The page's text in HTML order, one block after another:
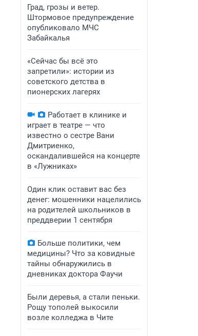
Град, грозы и ветер.
Штормовое предупреждение
опубликовало МЧС
Забайкалья
«Сейчас бы всё это
запретили»: истории из
советского детства в
пионерских лагерях
Работает в клинике и
играет в театре — что
известно о сестре Вани
Дмитриенко,
оскандалившейся на концерте
в «Лужниках»
Один клик оставит вас без
денег: мошенники нацелились
на родителей школьников в
преддверии 1 сентября
Больше политики, чем
медицины? Что за ковидные
тайны обнаружились в
дневниках доктора Фаучи
Были деревья, а стали пеньки.
Рощу тополей выкосили
возле колледжа в Чите